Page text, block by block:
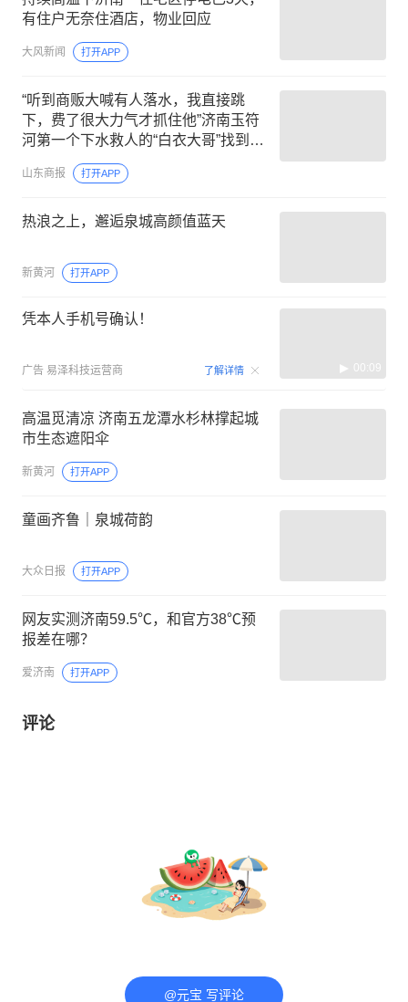
有住户无奈住酒店，物业回应
大风新闻 打开APP
“听到商贩大喊有人落水，我直接跳
下，费了很大力气才抓住他”济南玉符
河第一个下水救人的“白衣大哥”找到了
【山东商报·山海新闻】
山东商报 打开APP
热浪之上，邂逅泉城高颜值蓝天
新黄河 打开APP
凭本人手机号确认！
广告 易泽科技运营商 了解详情 00:09
高温觅清凉 济南五龙潭水杉林撑起城
市生态遮阳伞
新黄河 打开APP
童画齐鲁｜泉城荷韵
大众日报 打开APP
网友实测济南59.5℃，和官方38℃预
报差在哪？
爱济南 打开APP
评论
@元宝 写评论